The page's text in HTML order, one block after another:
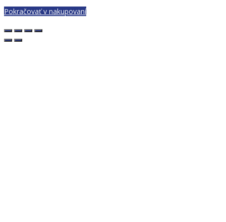
Pokračovať v nakupovaní